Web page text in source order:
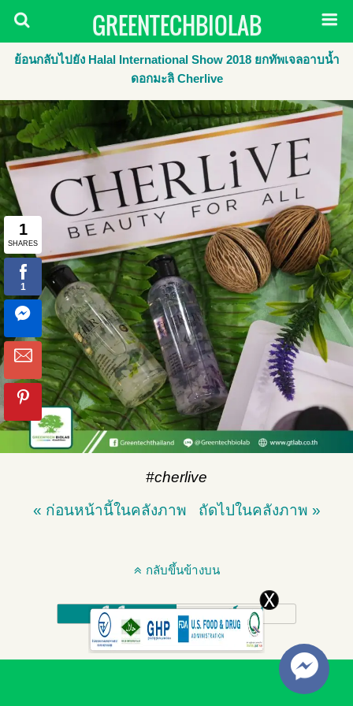
GREENTECHBIOLAB
ย้อนกลับไปยัง Halal International Show 2018 ยกทัพเจลอาบน้ำ
ดอกมะลิ Cherlive
#cherlive
« ก่อนหน้านี้ในคลังภาพ
ถัดไปในคลังภาพ »
กลับขึ้นข้างบน
มือถือ เดสก์ทอป